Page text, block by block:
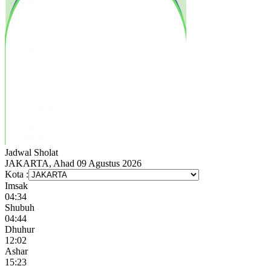
Jadwal Sholat
JAKARTA, Ahad 09 Agustus 2026
Kota :
Imsak
04:34
Shubuh
04:44
Dhuhur
12:02
Ashar
15:23